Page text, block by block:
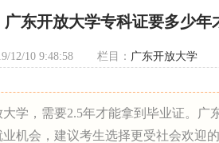
广东开放大学专科证要多少年
12/10 9:48:58 栏目： 广东开放大学
学，需要2.5年才能拿到毕业证。广
机会，建议考生选择更受社会欢迎